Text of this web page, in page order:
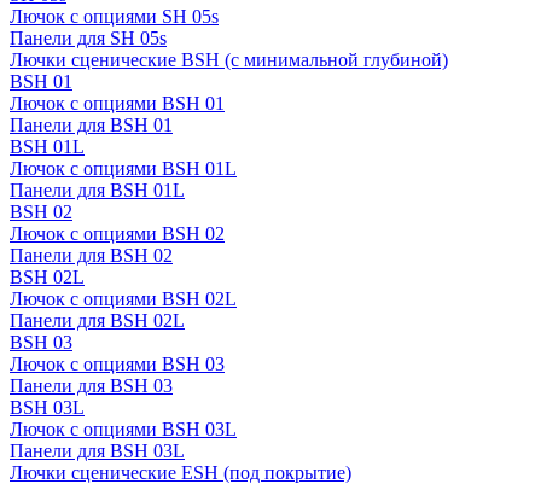
Лючок с опциями SH 05s
Панели для SH 05s
Лючки сценические BSH (с минимальной глубиной)
BSH 01
Лючок с опциями BSH 01
Панели для BSH 01
BSH 01L
Лючок с опциями BSH 01L
Панели для BSH 01L
BSH 02
Лючок с опциями BSH 02
Панели для BSH 02
BSH 02L
Лючок с опциями BSH 02L
Панели для BSH 02L
BSH 03
Лючок с опциями BSH 03
Панели для BSH 03
BSH 03L
Лючок с опциями BSH 03L
Панели для BSH 03L
Лючки сценические ESH (под покрытие)